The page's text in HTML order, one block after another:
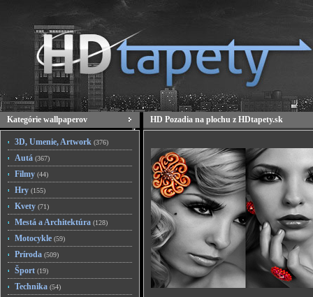
Kategórie wallpaperov
3D, Umenie, Artwork (376)
Autá (367)
Filmy (44)
Hry (155)
Kvety (71)
Mestá a Architektúra (128)
Motocykle (59)
Príroda (509)
Šport (19)
Technika (54)
HD Pozadia na plochu z HDtapety.sk